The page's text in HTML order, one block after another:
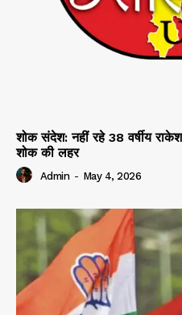
शोक संदेश: नहीं रहे 38 वर्षीय राकेश
शोक की लहर
Admin - May 4, 2026